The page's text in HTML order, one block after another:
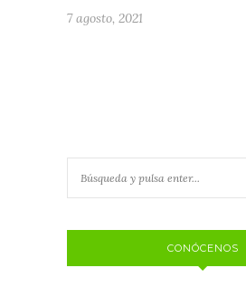
7 agosto, 2021
CONÓCENOS